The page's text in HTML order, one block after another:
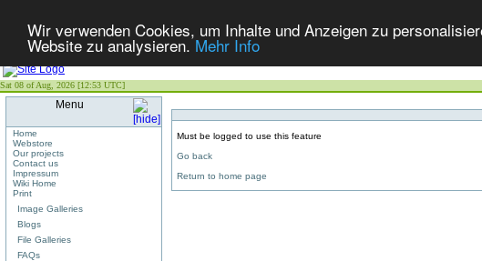
Wir verwenden Cookies, um Inhalte und Anzeigen zu
Website zu analysieren.Mehr Info
Sat 08 of Aug, 2026 [12:53 UTC]
Menu
Home
Webstore
Our projects
Contact us
Impressum
Wiki Home
Print
Image Galleries
Blogs
File Galleries
FAQs
Must be logged to use this feature
Go back
Return to home page